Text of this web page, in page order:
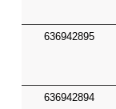
636942895
636942894